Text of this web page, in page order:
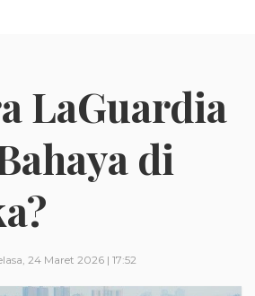
LaGuardia
di
24 Maret 2026 | 17:52